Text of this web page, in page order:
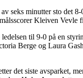
seks minutter sto det
Kleiven Vevle
til 9-0 på en
Berge og Laura
det siste avsparket,